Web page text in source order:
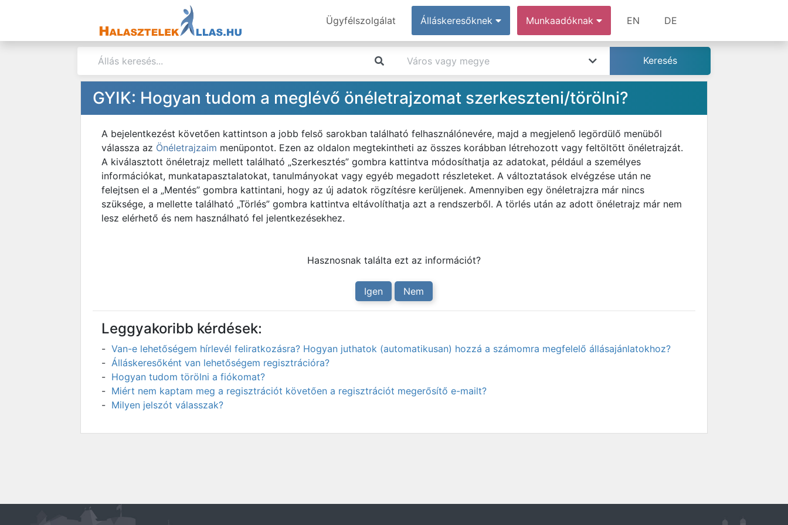
Ügyfélszolgálat Álláskeresőknek Munkaadóknak EN DE
GYIK: Hogyan tudom a meglévő önéletrajzomat szerkeszteni/törölni?
A bejelentkezést követően kattintson a jobb felső sarokban található felhasználónevére, majd a megjelenő legördülő menüből
válassza az Önéletrajzaim menüpontot. Ezen az oldalon megtekintheti az összes korábban létrehozott vagy feltöltött önéletrajzát.
A kiválasztott önéletrajz mellett található „Szerkesztés” gombra kattintva módosíthatja az adatokat, például a személyes
információkat, munkatapasztalatokat, tanulmányokat vagy egyéb megadott részleteket. A változtatások elvégzése után ne
felejtsen el a „Mentés” gombra kattintani, hogy az új adatok rögzítésre kerüljenek. Amennyiben egy önéletrajzra már nincs
szüksége, a mellette található „Törlés” gombra kattintva eltávolíthatja azt a rendszerből. A törlés után az adott önéletrajz már nem
lesz elérhető és nem használható fel jelentkezésekhez.
Hasznosnak találta ezt az információt?
Igen Nem
Leggyakoribb kérdések:
Van-e lehetőségem hírlevél feliratkozásra? Hogyan juthatok (automatikusan) hozzá a számomra megfelelő állásajánlatokhoz?
Álláskeresőként van lehetőségem regisztrációra?
Hogyan tudom törölni a fiókomat?
Miért nem kaptam meg a regisztrációt követően a regisztrációt megerősítő e-mailt?
Milyen jelszót válasszak?